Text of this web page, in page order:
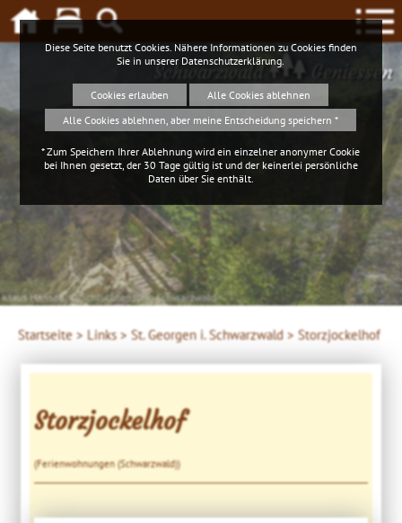
Schwarzwald Geniessen
Klaus Hansen, © Schluchtensteig Schwarzwald
Startseite > Links > St. Georgen i. Schwarzwald > Storzjockelhof
Storzjockelhof
(Ferienwohnungen (Schwarzwald))
Diese Seite benutzt Cookies. Nähere Informationen zu Cookies finden
Sie in unserer Datenschutzerklärung
Cookies erlauben
Alle Cookies ablehnen
Alle Cookies ablehnen, aber meine Entscheidung speichern *
* Zum Speichern Ihrer Ablehnung wird ein einzelner anonymer Cookie
bei Ihnen gesetzt, der 30 Tage gültig ist und der keinerlei persönliche
Daten über Sie enthält.